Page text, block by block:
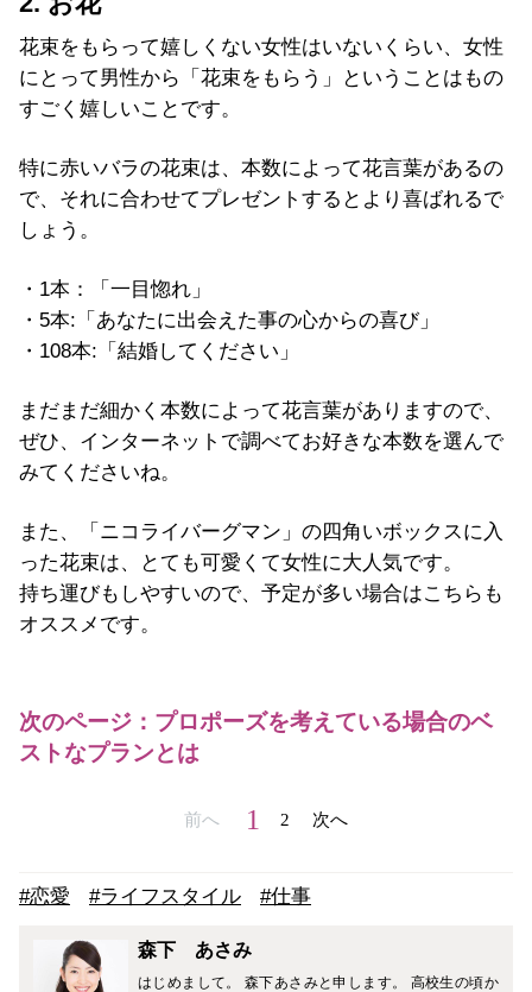
花束をもらって嬉しくない女性はいないくらい、女性
にとって男性から「花束をもらう」ということはもの
すごく嬉しいことです。
特に赤いバラの花束は、本数によって花言葉があるの
で、それに合わせてプレゼントするとより喜ばれるで
しょう。
・1本：「一目惚れ」
・5本:「あなたに出会えた事の心からの喜び」
・108本:「結婚してください」
まだまだ細かく本数によって花言葉がありますので、
ぜひ、インターネットで調べてお好きな本数を選んで
みてくださいね。
また、「ニコライバーグマン」の四角いボックスに入
った花束は、とても可愛くて女性に大人気です。
持ち運びもしやすいので、予定が多い場合はこちらも
オススメです。
次のページ：プロポーズを考えている場合のベ
ストなプランとは
前へ 1 2 次へ
#恋愛 #ライフスタイル #仕事
森下 あさみ
はじめまして。 森下あさみと申します。 高校生の頃か